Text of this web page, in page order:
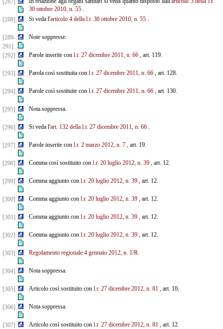
[287]
30 ottobre 2010, n. 55.
[288]
Si veda l'articolo 4 della l.r. 30 ottobre 2010, n. 55.
[289-
291]
Note soppresse.
[292] Parole inserite con l.r. 27 dicembre 2011, n. 66, art. 119.
[293] Parola così sostituita con l.r. 27 dicembre 2011, n. 66, art. 128.
[294] Parole così sostituite con l.r. 27 dicembre 2011, n. 66, art. 130.
[295] Nota soppressa.
[296] Si veda l'art. 132 della l.r. 27 dicembre 2011, n. 66.
[297] Parole inserite con l.r. 2 marzo 2012, n. 7, art. 19.
[298] Comma così sostituito con l.r. 20 luglio 2012, n. 39, art. 12.
[299] Comma aggiunto con l.r. 20 luglio 2012, n. 39, art. 12.
[300] Comma aggiunto con l.r. 20 luglio 2012, n. 39, art. 12.
[301] Comma aggiunto con l.r. 20 luglio 2012, n. 39, art. 12.
[302] Comma aggiunto con l.r. 20 luglio 2012, n. 39, art. 12.
[303] Regolamento regionale 4 gennaio 2012, n. 1/R.
[304] Nota soppressa.
[305] Articolo così sostituito con l.r. 27 dicembre 2012, n. 81, art. 10.
[306] Nota soppressa.
[307] Articolo così sostituito con l.r. 27 dicembre 2012, n. 81, art. 12.